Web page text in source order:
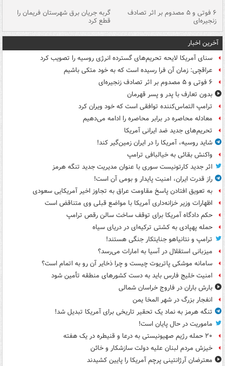
۶ فوتی و ۵ مصدوم بر اثر تصادف
زنجیره‌ای
گربه جریان برق شهرستان فریمان را
قطع کرد
آخرین اخبار
سنای آمریکا لایحه تحریم‌های گسترده انرژی روسیه را تصویب کرد
عراقچی: زمان آن فرا رسیده است که به خود متکی باشیم
۶ فوتی و ۵ مصدوم بر اثر تصادف زنجیره‌ای
بدون تعارف با پدر و پسر قهرمان
ترامپ التماس‌کننده توافقی است که خود ویران کرد
معادله محاصره در برابر محاصره را ادامه می‌دهیم
تحریم‌های جدید ضد ایرانی آمریکا
شاید روسیه، آمریکا را در ایران زمین‌گیر کند!
واکنش بقائی به خیالبافی ترامپ
اثر جدید کارتونیست سوری با عنوان مدیریت جدید تنگه هرمز
راز قدرت ایران، امنیت پایدار و بومی آن است!
به تعویق افتادن پاسخ مقاومت عراق به تجاوز اخیر آمریکایی سعودی
اظهارات وزیر خزانه‌داری آمریکا با مواضع قبلی وی متناقض است
حکم دادگاه آمریکا برای توقف ساخت سالن رقص ترامپ
حمله پهپادی به کشتی ترکیه‌ای در دریای سیاه
ترامپ و نتانیاهو جنایتکار جنگی هستند!
میزبانی استقلال در آسیا به امارات می‌رسد؟
سامانه موشکی پاتریوت چیست و چرا ذخایر آن رو به اتمام است؟
امنیت خلیج فارس باید به دست کشورهای منطقه تأمین شود
بارش باران در فاروج خراسان شمالی
انفجار بزرگ در شهر المخا یمن
تنگه هرمز به نماد یک تحقیر تاریخی برای آمریکا تبدیل شد!
ماموریت در حال پایان است!
۲۰ حمله رژیم صهیونیستی به درعا و قنیطره در یک هفته
خیزش مردم لبنان علیه دولت سازشکار و خائن
معترضان آرژانتینی پرچم آمریکا را پایین کشیدند